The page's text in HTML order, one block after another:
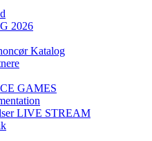
2026
Katalog
GAMES
LIVE STREAM